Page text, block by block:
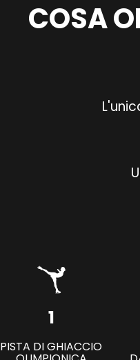
COSA
1
PISTA DI GHIACCIO